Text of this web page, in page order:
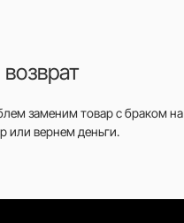
заменим товар с браком на
или вернем деньги.